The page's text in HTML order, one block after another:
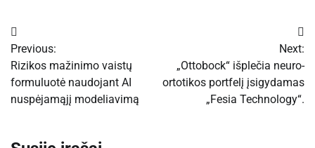
Navigacija
tarp
įrašų
Previous:
Rizikos mažinimo vaistų
formuluotė naudojant AI
nuspėjamąjį modeliavimą
Next:
„Ottobock“ išplečia neuro-
ortotikos portfelį įsigydamas
„Fesia Technology“.